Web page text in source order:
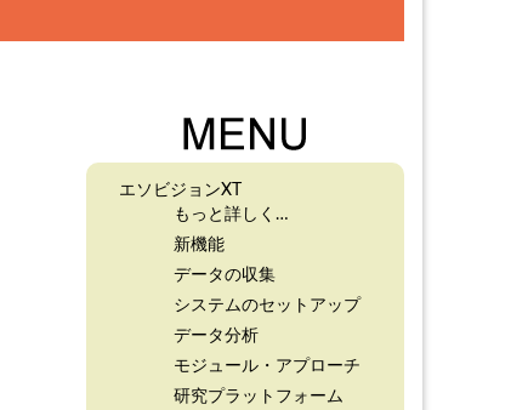
エソビジョンXT
もっと詳しく…
新機能
データの収集
システムのセットアップ
データ分析
モジュール・アプローチ
研究プラットフォーム